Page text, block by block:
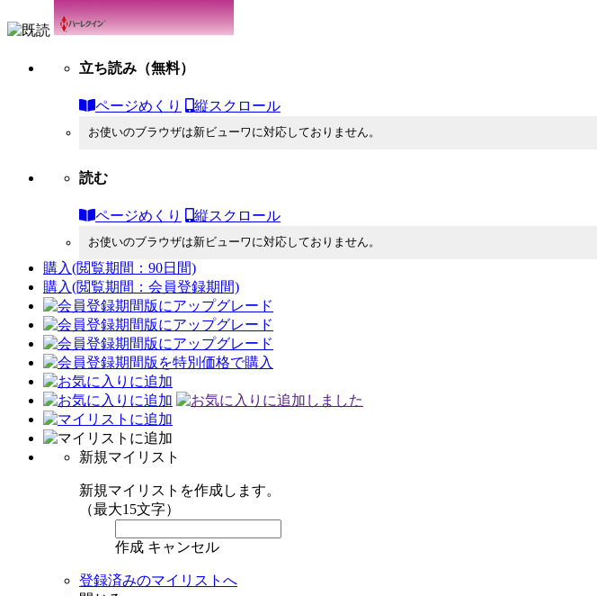
立ち読み （無料）
ページめくり 縦スクロール
お使いのブラウザは新ビューワに対応しておりません。
読む
ページめくり 縦スクロール
お使いのブラウザは新ビューワに対応しておりません。
購入(閲覧期間：90日間)
購入(閲覧期間：会員登録期間)
新規マイリスト
新規マイリストを作成します。
（最大15文字）
作成 キャンセル
登録済みのマイリストへ